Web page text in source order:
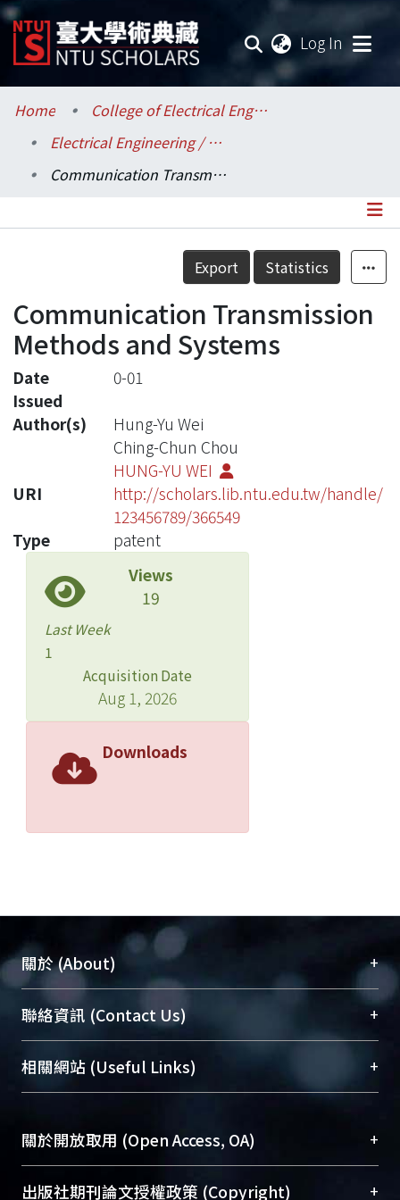
Log In
Communities & Collections
Research Outputs
Statistics
Home
College of Electrical Engineering and Computer Science / 電機資訊學院
Electrical Engineering / 電機工程學系
Communication Transmission Methods and Systems
Details
Export Statistics
Communication Transmission
Methods and Systems
Date
Issued
0-01
Author(s)
Hung-Yu Wei
Ching-Chun Chou
HUNG-YU WEI
URI
http://scholars.lib.ntu.edu.tw/handle/
123456789/366549
Type
patent
Views
19
Last Week
1
Acquisition Date
Aug 1, 2026
Downloads
關於 (About) +
臺大位居世界頂尖大學之列，為永久珍藏及向國際
展現本校豐碩的研究成果及學術能量，圖書館整合
機構典藏（NTUR）與學術庫（AH）不同功能平
台，成為臺大學術典藏NTU scholars。期能整合研
究能量、促進交流合作、保存學術產出、推廣研究
成果。
To permanently archive and promote researcher
profiles and scholarly works, Library integrates the
聯絡資訊 (Contact Us) +
總館學科館員(Main Library)
醫學圖書館學科館員(Medical Library)
Sciences Library)
相關網站 (Useful Links) +
關於開放取用 (Open Access, OA) +
開放取用是從使用者角度提升資訊取用性的社會運
出版社期刊論文授權政策 (Copyright) +